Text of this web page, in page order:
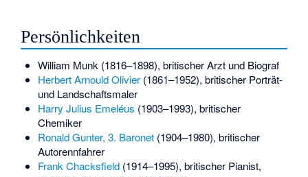
Persönlichkeiten
William Munk(1816–1898), britischer Arzt und Biograf
Herbert Arnould Olivier(1861–1952), britischer Porträt-
und Landschaftsmaler
Harry Julius Emeléus (1903–1993), britischer
Chemiker
Ronald Gunter, 3. Baronet(1904–1980), britischer
Autorennfahrer
Frank Chacksfield(1914–1995), britischer Pianist,